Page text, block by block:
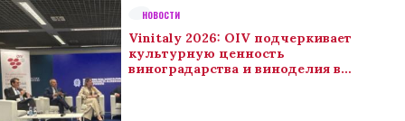
НОВОСТИ
Vinitaly 2026: OIV подчеркивает
культурную ценность
виноградарства и виноделия в